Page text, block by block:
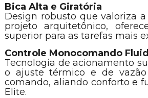
Bica Alta e Giratória
Design robusto que valoriza
projeto arquitetônico,
superior para as tarefas mais
Controle Monocomando
Tecnologia de acionamento
o ajuste térmico e de
comando, aliando conforto e
Elite.